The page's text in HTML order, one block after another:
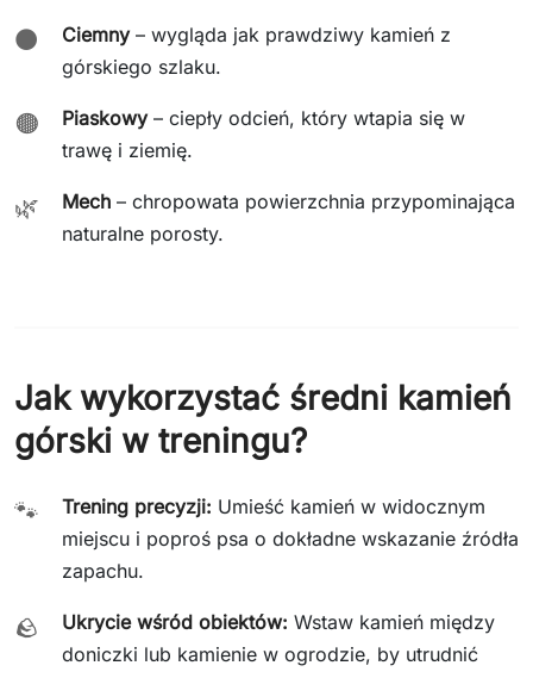
⚫ Ciemny– wygląda jak prawdziwy kamień z
górskiego szlaku.
🟤 Piaskowy– ciepły odcień, który wtapia się w
trawę i ziemię.
🌿 Mech – chropowata powierzchnia przypominająca
naturalne porosty.
Jak wykorzystać średni kamień
górski w treningu?
🐾 Trening precyzji: Umieść kamień w widocznym
miejscu i poproś psa o dokładne wskazanie źródła
zapachu.
🪨 Ukrycie wśród obiektów: Wstaw kamień między
doniczki lub kamienie w ogrodzie, by utrudnić